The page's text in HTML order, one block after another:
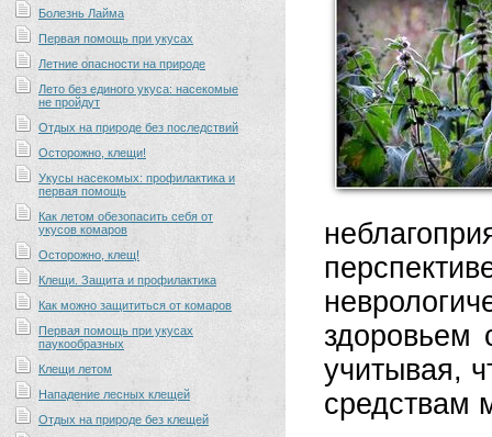
Болезнь Лайма
Первая помощь при укусах
Летние опасности на природе
Лето без единого укуса: насекомые
не пройдут
Отдых на природе без последствий
Осторожно, клещи!
Укусы насекомых: профилактика и
первая помощь
Как летом обезопасить себя от
укусов комаров
Осторожно, клещ!
Клещи. Защита и профилактика
Как можно защититься от комаров
Первая помощь при укусах
паукообразных
Клещи летом
Нападение лесных клещей
Отдых на природе без клещей
здоровьем
учитывая,
средствам